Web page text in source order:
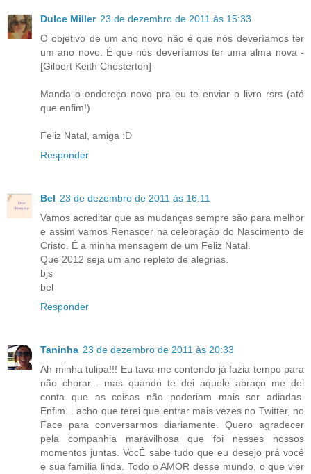
Dulce Miller 23 de dezembro de 2011 às 15:33
O objetivo de um ano novo não é que nós deveríamos ter
um ano novo. É que nós deveríamos ter uma alma nova -
[Gilbert Keith Chesterton]
Manda o endereço novo pra eu te enviar o livro rsrs (até
que enfim!)
Feliz Natal, amiga :D
Responder
Bel 23 de dezembro de 2011 às 16:11
Vamos acreditar que as mudanças sempre são para melhor
e assim vamos Renascer na celebração do Nascimento de
Cristo. É a minha mensagem de um Feliz Natal.
Que 2012 seja um ano repleto de alegrias.
bjs
bel
Responder
Taninha 23 de dezembro de 2011 às 20:33
Ah minha tulipa!!! Eu tava me contendo já fazia tempo para
não chorar... mas quando te dei aquele abraço me dei
conta que as coisas não poderiam mais ser adiadas.
Enfim... acho que terei que entrar mais vezes no Twitter, no
Face para conversarmos diariamente. Quero agradecer
pela companhia maravilhosa que foi nesses nossos
momentos juntas. VocÊ sabe tudo que eu desejo prá você
e sua família linda. Todo o AMOR desse mundo, o que vier